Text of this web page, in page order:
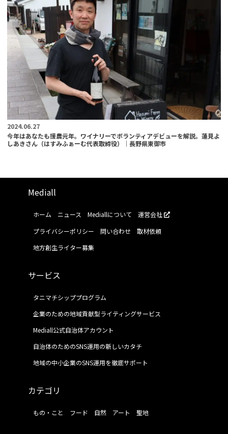
2024.06.27
今年はあなたも援農元年。ワイナリーでボランティアデビューを解説。蓮見よ
しあきさん（はすみふぁーむ代表取締役）｜長野県東御市
Mediall
ホーム ニュース Mediallについて
運営会社
プライバシーポリシー
問い合わせ
取材依頼
地方創生ライター募集
サービス
タニマチシッププログラム
企業のための地域貢献型ライティングサービス
Mediall公式自治体アカウント
自治体のためのSNS運用の新しいカタチ
地域の中小企業のSNS運用を徹底サポート
カテゴリ
もの・こと フード 自然 アート 聖地